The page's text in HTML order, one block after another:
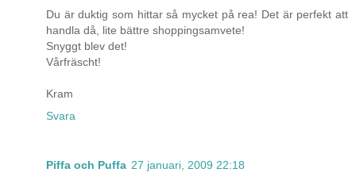
Du är duktig som hittar så mycket på rea! Det är perfekt att
handla då, lite bättre shoppingsamvete!
Snyggt blev det!
Vårfräscht!
Kram
Svara
Piffa och Puffa 27 januari, 2009 22:18